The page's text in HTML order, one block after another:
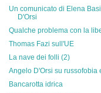
Un comunicato di Elena
D'Orsi
Qualche problema con la
Thomas Fazi sull'UE
La nave dei folli (2)
Angelo D'Orsi su russofobia
Bancarotta idrica